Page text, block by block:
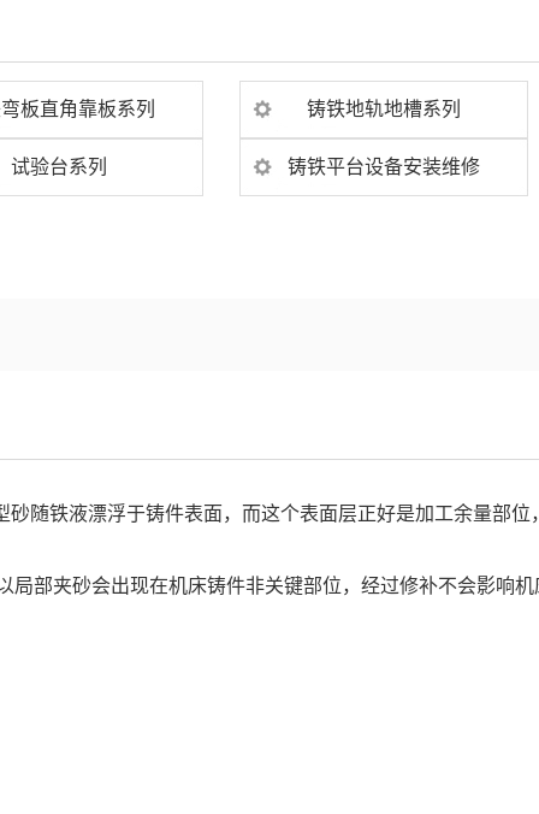
板直角靠板系列 铸铁地轨地槽系列
试验台系列 铸铁平台设备安装维修
随铁液漂浮于铸件表面，而这个表面层正好是加工余量部位
部夹砂会出现在机床铸件非关键部位，经过修补不会影响机